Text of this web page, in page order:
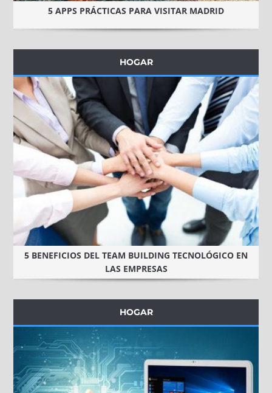
5 APPS PRÁCTICAS PARA VISITAR MADRID
HOGAR
5 BENEFICIOS DEL TEAM BUILDING TECNOLÓGICO EN
LAS EMPRESAS
HOGAR